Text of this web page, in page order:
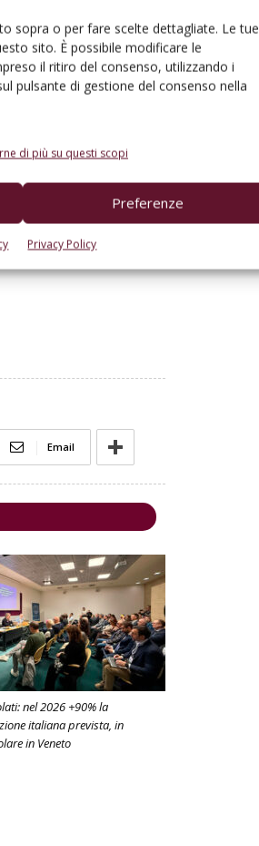
sopra o per fare scelte dettagliate. Le tue
sito. È possibile modificare le
il ritiro del consenso, utilizzando i
pulsante di gestione del consenso nella
di più su questi scopi
Preferenze
Privacy Policy
nel suo scenario
dei dati Istat
del vino ha registrato
di media), quindi
tutti i comparti
decremento
dell’anno (-6%).
ruolo ma anche una
condizioni ultimative,
rischio il tessuto
Email
nel 2026 +90% la
italiana prevista, in
in Veneto